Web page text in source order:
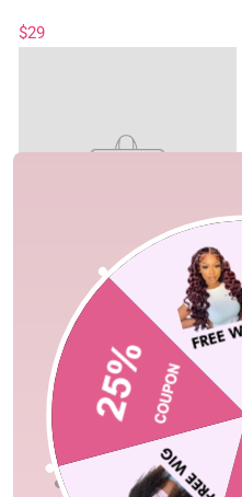
$29
Titre du produit
WIGS UNDER $99